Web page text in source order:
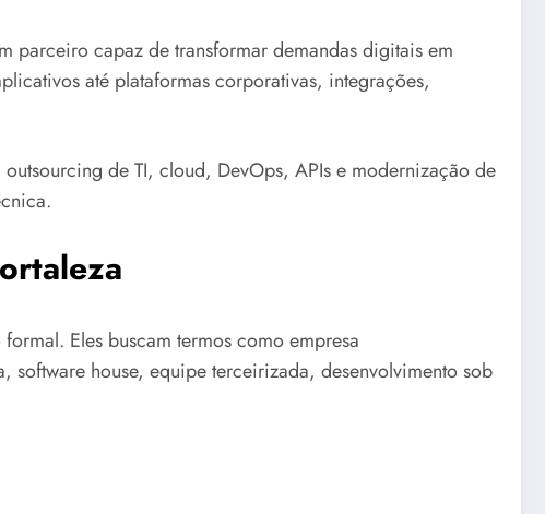
parceiro capaz de transformar demandas digitais em
até plataformas corporativas, integrações,
de TI, cloud, DevOps, APIs e modernização de
Eles buscam termos como empresa
house, equipe terceirizada, desenvolvimento sob